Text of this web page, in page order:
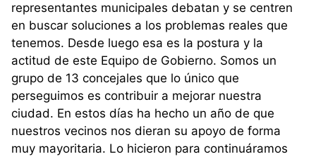
representantes municipales debatan y se centren
en buscar soluciones a los problemas reales que
tenemos. Desde luego esa es la postura y la
actitud de este Equipo de Gobierno. Somos un
grupo de 13 concejales que lo único que
perseguimos es contribuir a mejorar nuestra
ciudad. En estos días ha hecho un año de que
nuestros vecinos nos dieran su apoyo de forma
muy mayoritaria. Lo hicieron para continuáramos